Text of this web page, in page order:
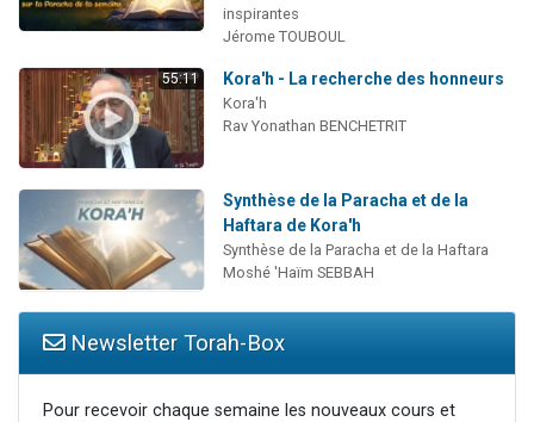
inspirantes
Jérome TOUBOUL
55:11 Kora'h - La recherche des honneurs
Kora'h
Rav Yonathan BENCHETRIT
Synthèse de la Paracha et de la
Haftara de Kora'h
Synthèse de la Paracha et de la Haftara
Moshé 'Haïm SEBBAH
Newsletter Torah-Box
Pour recevoir chaque semaine les nouveaux cours et